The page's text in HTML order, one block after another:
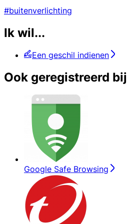
#buitenverlichting
Ik wil...
Een geschil indienen
Ook geregistreerd bij
Google Safe Browsing